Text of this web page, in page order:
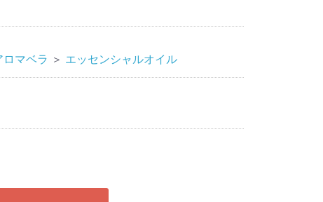
ロマベラ ＞ エッセンシャルオイル